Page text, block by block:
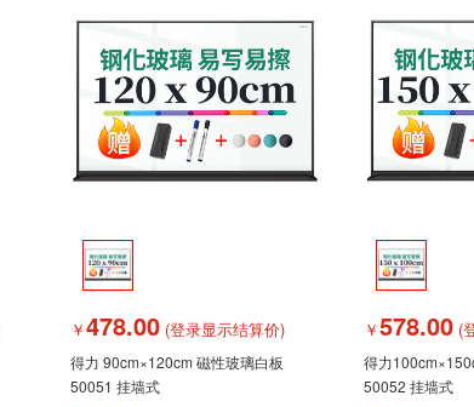
￥478.00 (登录显示结算价)
得力 90cm×120cm 磁性玻璃白板
50051 挂墙式
￥578.00 (
得力
50052 挂墙式